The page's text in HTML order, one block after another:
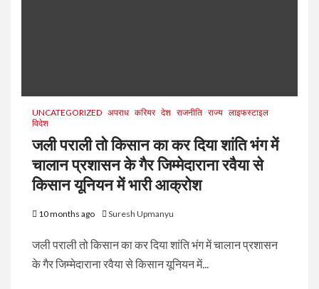
UNCATEGORIZED अपराध करियर देश राजनीति राज्य लाइफस्टाइल
विदेश
जली पराली तो किसान का कर दिया शांति भंग में
चालान प्रशासन के गैर जिम्मेदाराना रवैया से
किसान यूनियन में भारी आक्रोश
10 months ago Suresh Upmanyu
जली पराली तो किसान का कर दिया शांति भंग में चालान प्रशासन
के गैर जिम्मेदाराना रवैया से किसान यूनियन में...